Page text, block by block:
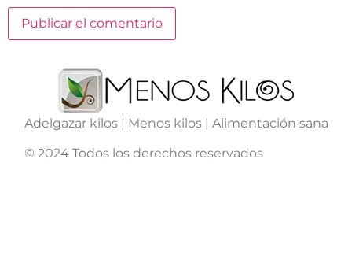
Adelgazar kilos | Menos kilos | Alimentación sana
© 2024 Todos los derechos reservados